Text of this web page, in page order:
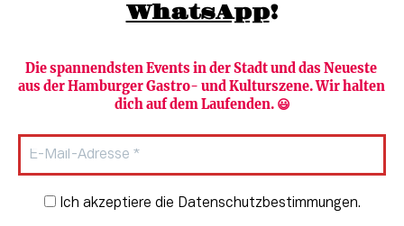
WhatsApp!
Die spannendsten Events in der Stadt und das Neueste
aus der Hamburger Gastro- und Kulturszene. Wir halten
dich auf dem Laufenden. 😃
Newsletter-Anmeldung
Ich akzeptiere die Datenschutzbestimmungen.
Newsletter abonnieren
HAMBURG PUR
Verlag